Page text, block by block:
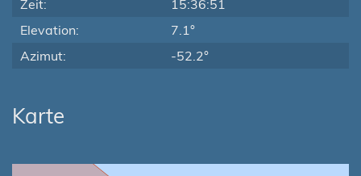
Zeit:
15:36:51
Elevation:
7.1°
Azimut:
-52.2°
Karte